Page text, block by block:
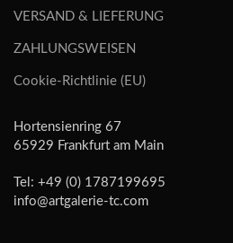
VERSAND & LIEFERUNG
ZAHLUNGSWEISEN
Cookie-Richtlinie (EU)
Hortensienring 67
65929 Frankfurt am Main
Tel: +49 (0) 1787199695
info@artgalerie-tc.com